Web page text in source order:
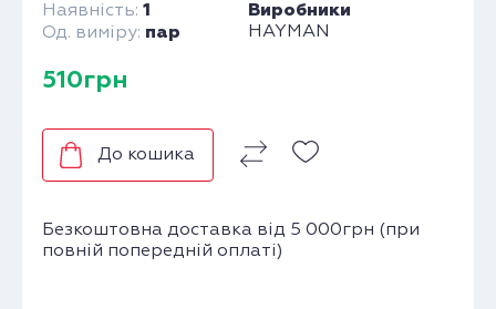
Наявність: 1
Од. виміру: пар
Виробники
HAYMAN
510грн
До кошика
Безкоштовна доставка від 5 000грн (при
повній попередній оплаті)